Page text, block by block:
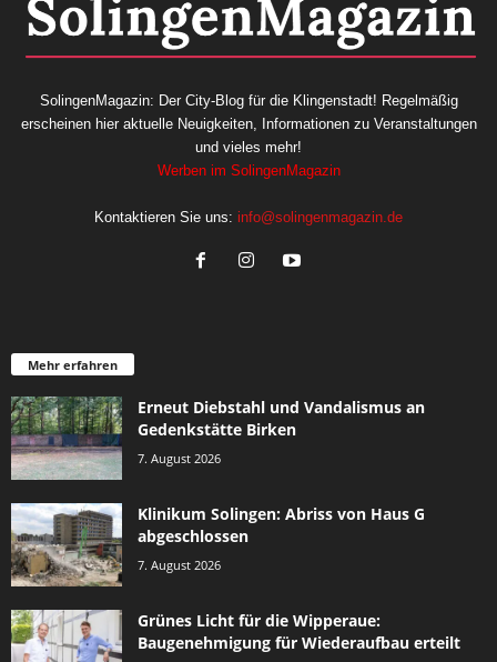
SolingenMagazin: Der City-Blog für die Klingenstadt! Regelmäßig
erscheinen hier aktuelle Neuigkeiten, Informationen zu Veranstaltungen
und vieles mehr!
Werben im SolingenMagazin
Kontaktieren Sie uns: info@solingenmagazin.de
Mehr erfahren
Erneut Diebstahl und Vandalismus an
Gedenkstätte Birken
7. August 2026
Klinikum Solingen: Abriss von Haus G
abgeschlossen
7. August 2026
Grünes Licht für die Wipperaue:
Baugenehmigung für Wiederaufbau erteilt